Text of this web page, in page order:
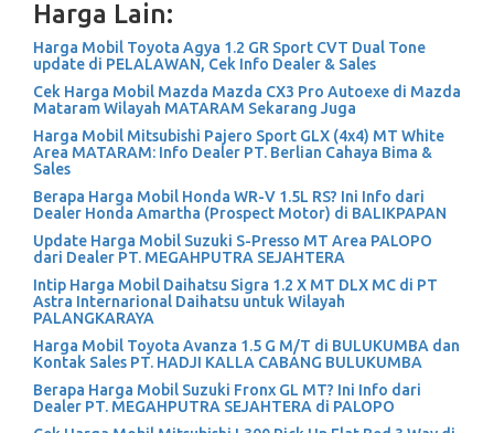
Harga Lain:
Harga Mobil Toyota Agya 1.2 GR Sport CVT Dual Tone
update di PELALAWAN, Cek Info Dealer & Sales
Cek Harga Mobil Mazda Mazda CX3 Pro Autoexe di Mazda
Mataram Wilayah MATARAM Sekarang Juga
Harga Mobil Mitsubishi Pajero Sport GLX (4x4) MT White
Area MATARAM: Info Dealer PT. Berlian Cahaya Bima &
Sales
Berapa Harga Mobil Honda WR-V 1.5L RS? Ini Info dari
Dealer Honda Amartha (Prospect Motor) di BALIKPAPAN
Update Harga Mobil Suzuki S-Presso MT Area PALOPO
dari Dealer PT. MEGAHPUTRA SEJAHTERA
Intip Harga Mobil Daihatsu Sigra 1.2 X MT DLX MC di PT
Astra Internarional Daihatsu untuk Wilayah
PALANGKARAYA
Harga Mobil Toyota Avanza 1.5 G M/T di BULUKUMBA dan
Kontak Sales PT. HADJI KALLA CABANG BULUKUMBA
Berapa Harga Mobil Suzuki Fronx GL MT? Ini Info dari
Dealer PT. MEGAHPUTRA SEJAHTERA di PALOPO